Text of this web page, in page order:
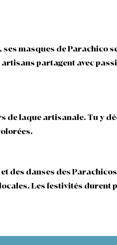
masques de Parachico
partagent avec
de laque artisanale. Tu y
des danses des
Les festivités